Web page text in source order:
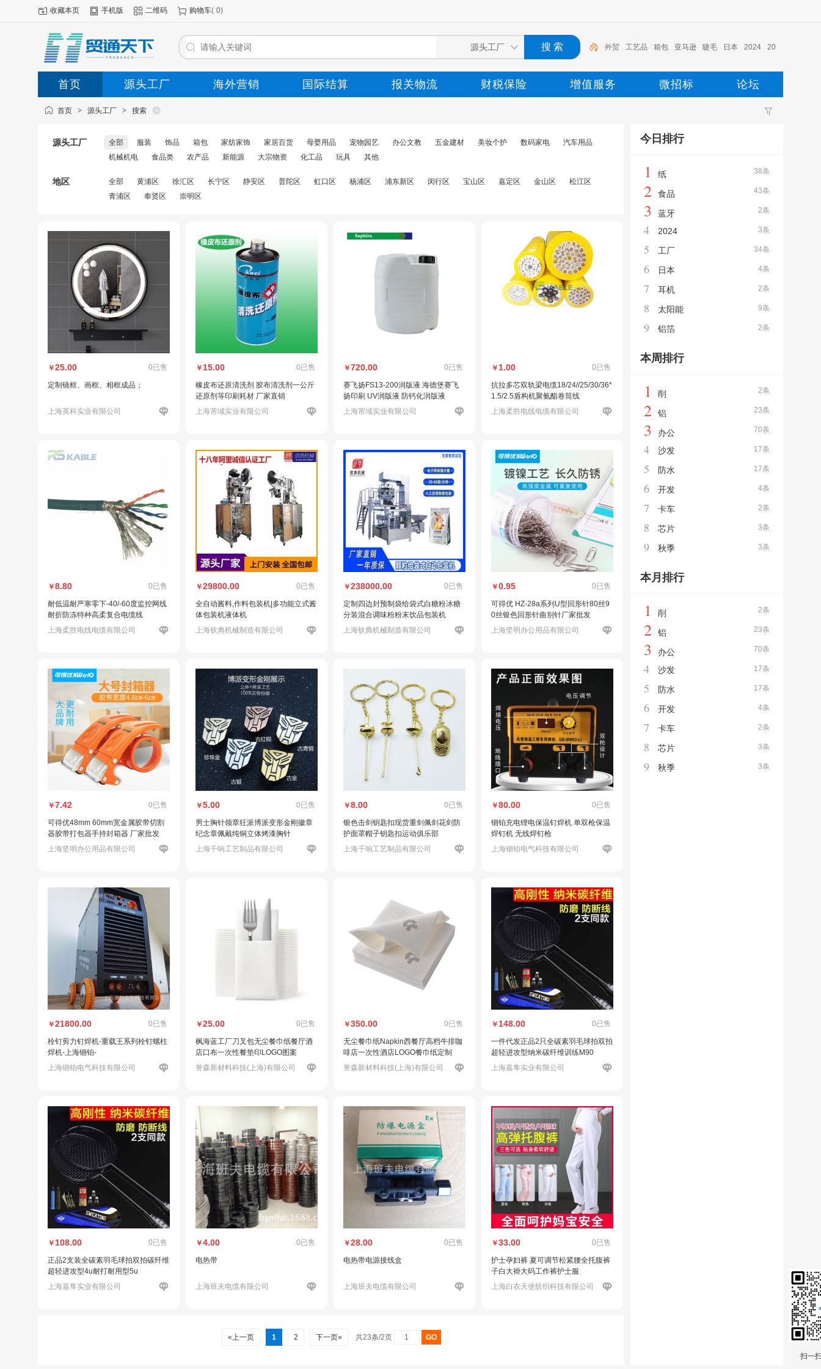
收藏本页 手机版 二维码 购物车( 0)
工艺品 箱包 亚马逊 睫毛 日本 2024 2023
地板 相框 外贸
首页 源头工厂 海外营销 国际结算 报关物流 财税保险 增值服务 微招标 论坛
首页 > 源头工厂 > 搜索
源头工厂 全部 服装 饰品 箱包 家纺家饰 家居百货 母婴用品 宠物园艺 办公文教 五金建材 美妆个护 数码家电
汽车用品
机械机电
食品类 农产品 新能源 大宗物资 化工品 玩具 其他
地区 全部 黄浦区 徐汇区 长宁区 静安区 普陀区 虹口区 杨浦区 浦东新区 闵行区 宝山区 嘉定区 金山区
松江区
青浦区
奉贤区 崇明区
￥25.00 0已售
定制镜框、画框、相框成品；
上海英科实业有限公司
￥ 15.00 0已售
橡皮布还原清洗剂 胶布清洗剂一公斤
还原剂等印刷耗材 厂家直销
上海芾域实业有限公司
￥720.00 0已售
赛飞扬FS13-200润版液 海德堡赛飞
扬印刷 UV润版液 防钙化润版液
上海芾域实业有限公司
￥ 1.00 0已售
抗拉多芯双轨梁电缆18/24//25/30/36*
1.5/2.5盾构机聚氨酯卷筒线
上海柔胜电线电缆有限公司
￥8.80 0已售
耐低温耐严寒零下-40/-60度监控网线
耐折防冻特种高柔复合电缆线
上海柔胜电线电缆有限公司
￥29800.00 0已售
全自动酱料,作料包装机|多功能立式酱
体包装机液体机
上海钦典机械制造有限公司
￥238000.00 0已售
定制四边封预制袋给袋式白糖粉冰糖
分装混合调味粉粉末饮品包装机
上海钦典机械制造有限公司
￥0.95 0已售
可得优 HZ-28a系列U型回形针80丝9
0丝银色回形针曲别针厂家批发
上海坚明办公用品有限公司
￥7.42 0已售
可得优48mm 60mm宽金属胶带切割
器胶带打包器手持封箱器 厂家批发
上海坚明办公用品有限公司
￥5.00 0已售
男士胸针领章狂派博派变形金刚徽章
纪念章佩戴纯铜立体烤漆胸针
上海千响工艺制品有限公司
￥8.00 0已售
银色击剑钥匙扣现货重剑佩剑花剑防
护面罩帽子钥匙扣运动俱乐部
上海千响工艺制品有限公司
￥80.00 0已售
锢铂充电锂电保温钉焊机 单双枪保温
焊钉机 无线焊钉枪
上海锢铂电气科技有限公司
￥21800.00 0已售
栓钉剪力钉焊机-重载王系列栓钉螺柱
焊机-上海锢铂-
上海锢铂电气科技有限公司
￥25.00 0已售
枫海蓝工厂刀叉包无尘餐巾纸餐厅酒
店口布一次性餐垫印LOGO图案
誉森新材料科技(上海)有限公司
￥350.00 0已售
无尘餐巾纸Napkin西餐厅高档牛排咖
啡店一次性酒店LOGO餐巾纸定制
誉森新材料科技(上海)有限公司
￥ 148.00 0已售
一件代发正品2只全碳素羽毛球拍双拍
超轻进攻型纳米碳纤维训练M90
上海嘉隼实业有限公司
￥ 108.00 0已售
正品2支装全碳素羽毛球拍双拍碳纤维
超轻进攻型4u耐打耐用型5u
上海嘉隼实业有限公司
￥4.00 0已售
电热带
上海班夫电缆有限公司
￥28.00 0已售
电热带电源接线盒
上海班夫电缆有限公司
￥33.00 0已售
护士孕妇裤 夏可调节松紧腰全托腹裤
子白大褂大码工作裤护士服
上海白衣天使纺织科技有限公司
«上一页 1 2 下一页» 共23条/2页
今日排行
38条
1 纸
43条
2 食品
2条
3 蓝牙
3条
4 2024
34条
5 工厂
4条
6 日本
2条
7 耳机
9条
8 太阳能
2条
9 铝箔
本周排行
2条
1 削
23条
2 铝
70条
3 办公
17条
4 沙发
17条
5 防水
4条
6 开发
2条
7 卡车
3条
8 芯片
3条
9 秋季
本月排行
2条
1 削
23条
2 铝
70条
3 办公
17条
4 沙发
17条
5 防水
4条
6 开发
2条
7 卡车
3条
8 芯片
3条
9 秋季
扫一